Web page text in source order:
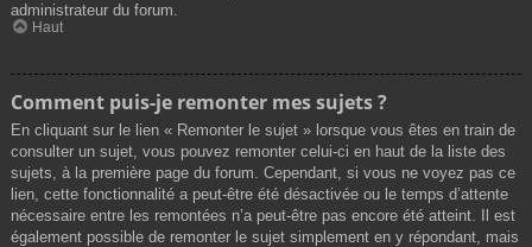
administrateur du forum.
Haut
Comment puis-je remonter mes sujets ?
En cliquant sur le lien « Remonter le sujet » lorsque vous êtes en train de
consulter un sujet, vous pouvez remonter celui-ci en haut de la liste des
sujets, à la première page du forum. Cependant, si vous ne voyez pas ce
lien, cette fonctionnalité a peut-être été désactivée ou le temps d’attente
nécessaire entre les remontées n’a peut-être pas encore été atteint. Il est
également possible de remonter le sujet simplement en y répondant, mais